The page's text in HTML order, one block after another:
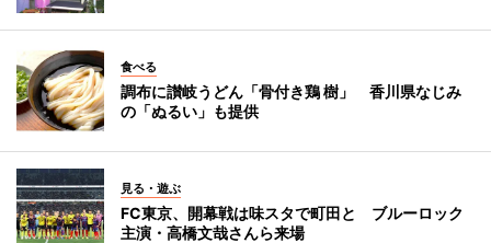
食べる
調布に讃岐うどん「骨付き鶏 樹」 香川県なじみ
の「ぬるい」も提供
見る・遊ぶ
FC東京、開幕戦は味スタで町田と ブルーロック
主演・高橋文哉さんら来場